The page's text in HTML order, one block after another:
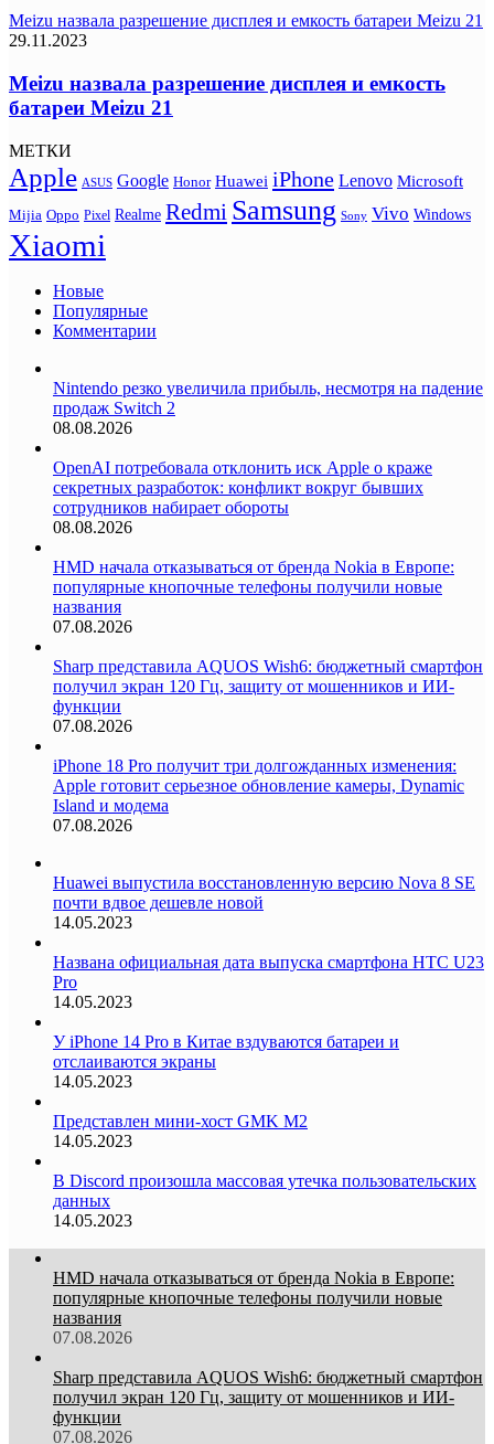
Meizu назвала разрешение дисплея и емкость батареи Meizu 21
29.11.2023
Meizu назвала разрешение дисплея и емкость
батареи Meizu 21
МЕТКИ
Apple ASUS Google Honor Huawei iPhone Lenovo Microsoft
Mijia Oppo Pixel Realme Redmi Samsung Sony Vivo Windows
Xiaomi
Новые
Популярные
Комментарии
Nintendo резко увеличила прибыль, несмотря на падение
продаж Switch 2
08.08.2026
OpenAI потребовала отклонить иск Apple о краже
секретных разработок: конфликт вокруг бывших
сотрудников набирает обороты
08.08.2026
HMD начала отказываться от бренда Nokia в Европе:
популярные кнопочные телефоны получили новые
названия
07.08.2026
Sharp представила AQUOS Wish6: бюджетный смартфон
получил экран 120 Гц, защиту от мошенников и ИИ-
функции
07.08.2026
iPhone 18 Pro получит три долгожданных изменения:
Apple готовит серьезное обновление камеры, Dynamic
Island и модема
07.08.2026
Huawei выпустила восстановленную версию Nova 8 SE
почти вдвое дешевле новой
14.05.2023
Названа официальная дата выпуска смартфона HTC U23
Pro
14.05.2023
У iPhone 14 Pro в Китае вздуваются батареи и
отслаиваются экраны
14.05.2023
Представлен мини-хост GMK M2
14.05.2023
В Discord произошла массовая утечка пользовательских
данных
14.05.2023
HMD начала отказываться от бренда Nokia в Европе:
популярные кнопочные телефоны получили новые
названия
07.08.2026
Sharp представила AQUOS Wish6: бюджетный смартфон
получил экран 120 Гц, защиту от мошенников и ИИ-
функции
07.08.2026